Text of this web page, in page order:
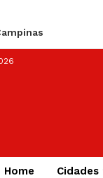
Home Cidades